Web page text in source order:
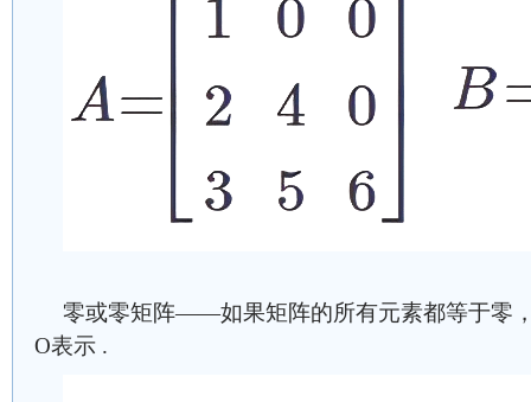
零或零矩阵——如果矩阵的所有元素都等于零
O表示 .